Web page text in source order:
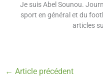
Je suis Abel Sounou.
sport en général et du
articles
← Article précédent